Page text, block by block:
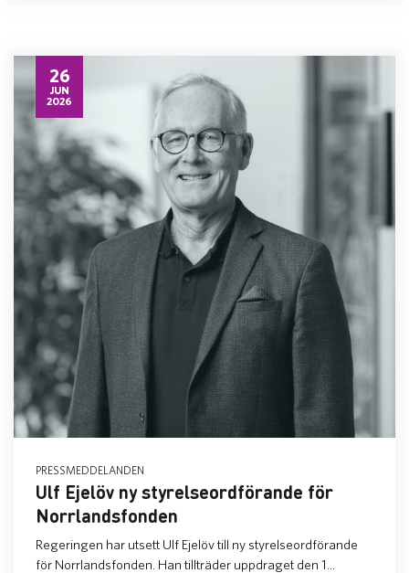
26
JUN
2026
PRESSMEDDELANDEN
Ulf Ejelöv ny styrelseordförande för
Norrlandsfonden
Regeringen har utsett Ulf Ejelöv till ny styrelseordförande
för Norrlandsfonden. Han tillträder uppdraget den 1...